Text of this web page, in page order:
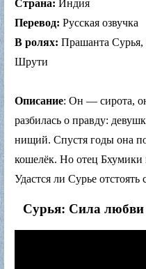
Страна: Индия
Перевод: Русская озвучка
В ролях: Прашанта
Шрути
Описание: Он — сирота,
разбилась о правду:
нищий. Спустя годы она
кошелёк. Но отец
Удастся ли Сурье
Сурья: Сила любви